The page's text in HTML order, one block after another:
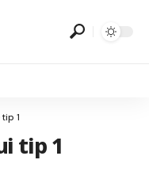
1
tip 1